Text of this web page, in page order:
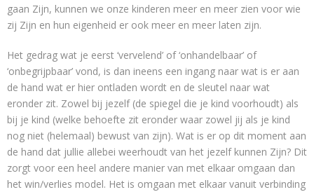
gaan Zijn, kunnen we onze kinderen meer en meer zien voor wie
zij Zijn en hun eigenheid er ook meer en meer laten zijn.
Het gedrag wat je eerst ‘vervelend’ of ‘onhandelbaar’ of
‘onbegrijpbaar’ vond, is dan ineens een ingang naar wat is er aan
de hand wat er hier ontladen wordt en de sleutel naar wat
eronder zit. Zowel bij jezelf (de spiegel die je kind voorhoudt) als
bij je kind (welke behoefte zit eronder waar zowel jij als je kind
nog niet (helemaal) bewust van zijn). Wat is er op dit moment aan
de hand dat jullie allebei weerhoudt van het jezelf kunnen Zijn? Dit
zorgt voor een heel andere manier van met elkaar omgaan dan
het win/verlies model. Het is omgaan met elkaar vanuit verbinding